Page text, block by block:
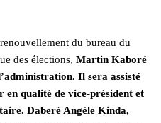
du bureau du
des élections, Martin Kaboré
Il sera assisté
qualité de vice-président et
Daberé Angèle Kinda,